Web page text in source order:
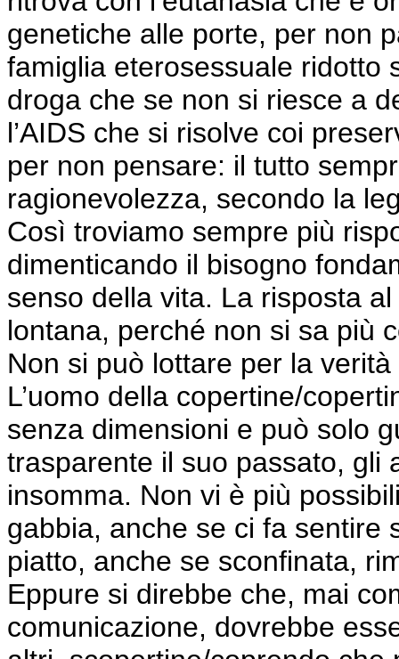
genetiche alle porte, per non
famiglia eterosessuale ridotto
droga che se non si riesce a
l’AIDS che si risolve coi
per non pensare: il tutto
ragionevolezza, secondo la
Così troviamo sempre più
dimenticando il bisogno
senso della vita. La risposta
lontana, perché non si sa più
Non si può lottare per la
L’uomo della copertine/
senza dimensioni e può solo
trasparente il suo passato, gli
insomma. Non vi è più
gabbia, anche se ci fa sentire
piatto, anche se sconfinata,
Eppure si direbbe che, mai
comunicazione, dovrebbe